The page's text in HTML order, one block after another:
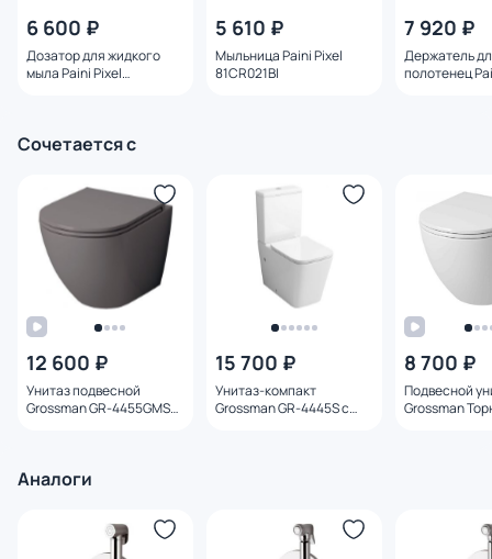
6 600 ₽
Дозатор для жидкого
мыла Paini Pixel
5 610 ₽
Мыльница Paini Pixel
81CR021BI
7 920 ₽
Держатель
полотенец
Сочетается с
12 600 ₽
Унитаз подвесной
Grossman GR-4455GMS
15 700 ₽
Унитаз-компакт
Grossman GR-4445S с
8 700 ₽
Подвесной
Grossman
Аналоги